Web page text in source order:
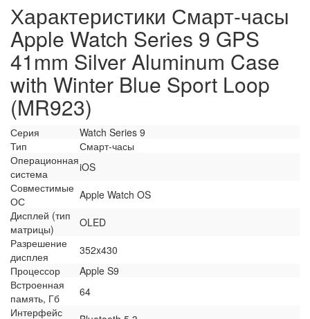
Характеристики Смарт-часы
Apple Watch Series 9 GPS
41mm Silver Aluminum Case
with Winter Blue Sport Loop
(MR923)
Серия
Watch Series 9
Тип
Смарт-часы
Операционная
система
iOS
Совместимые
ОС
Apple Watch OS
Дисплей (тип
матрицы)
OLED
Разрешение
дисплея
352x430
Процессор
Apple S9
Встроенная
память, Гб
64
Интерфейс